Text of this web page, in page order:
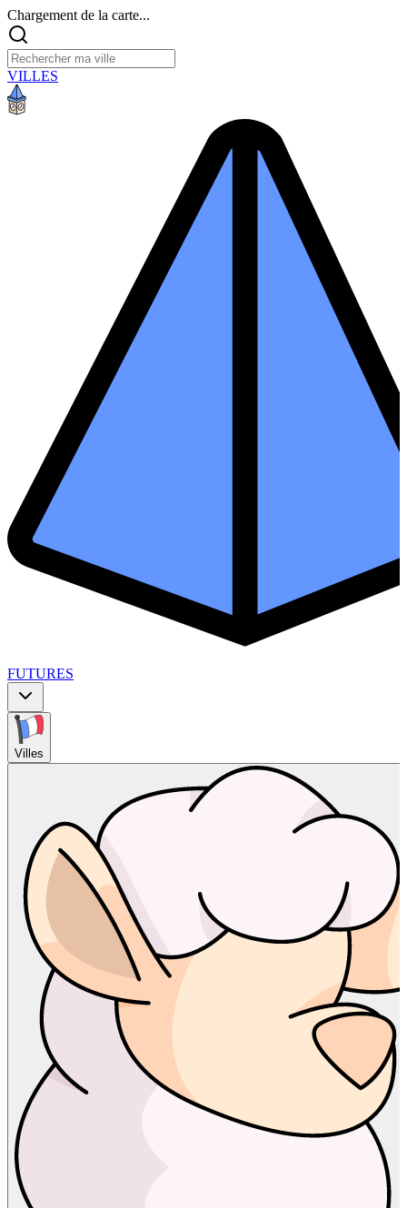
Chargement de la carte...
VILLES
FUTURES
Villes